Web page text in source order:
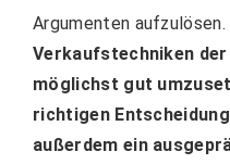
Argumenten aufzulösen.
Verkaufstechniken
möglichst gut
richtigen
außerdem ein